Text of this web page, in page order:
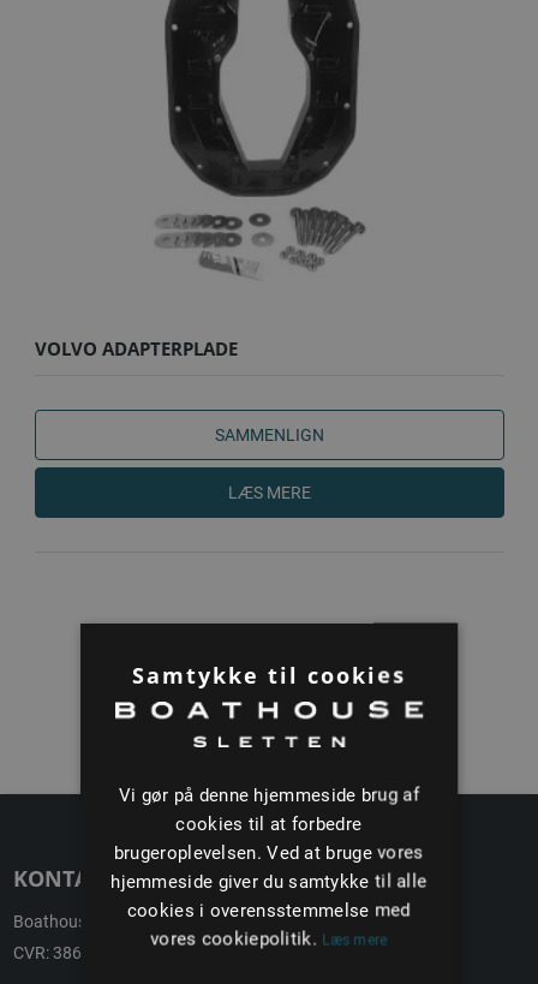
VOLVO ADAPTERPLADE
SAMMENLIGN
LÆS MERE
KONTAKT
Boathouse ApS
CVR: 38692496
Samtykke til cookies
Vi gør på denne hjemmeside brug af
cookies til at forbedre
brugeroplevelsen. Ved at bruge vores
hjemmeside giver du samtykke til alle
cookies i overensstemmelse med
vores cookiepolitik. Læs mere